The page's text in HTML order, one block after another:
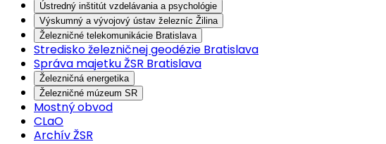
Ústredný inštitút vzdelávania a psychológie
Výskumný a vývojový ústav železníc Žilina
Železničné telekomunikácie Bratislava
Stredisko železničnej geodézie Bratislava
Správa majetku ŽSR Bratislava
Železničná energetika
Železničné múzeum SR
Mostný obvod
CLaO
Archív ŽSR